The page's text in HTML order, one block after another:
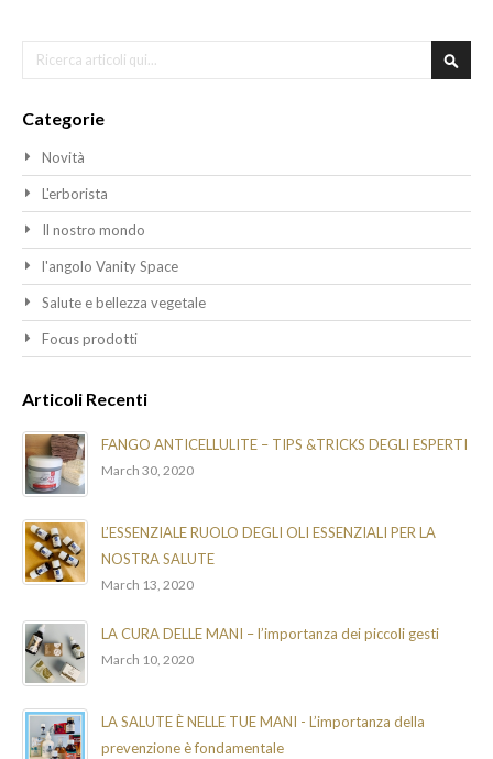
Cerca
Categorie
Novità
L'erborista
Il nostro mondo
l'angolo Vanity Space
Salute e bellezza vegetale
Focus prodotti
Articoli Recenti
FANGO ANTICELLULITE – TIPS &TRICKS DEGLI ESPERTI
March 30, 2020
L’ESSENZIALE RUOLO DEGLI OLI ESSENZIALI PER LA
NOSTRA SALUTE
March 13, 2020
LA CURA DELLE MANI – l’importanza dei piccoli gesti
March 10, 2020
LA SALUTE È NELLE TUE MANI - L’importanza della
prevenzione è fondamentale